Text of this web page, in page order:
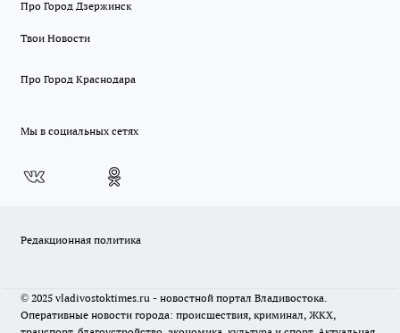
Про Город Дзержинск
Твои Новости
Про Город Краснодара
Мы в социальных сетях
Редакционная политика
© 2025 vladivostoktimes.ru - новостной портал Владивостока.
Оперативные новости города: происшествия, криминал, ЖКХ,